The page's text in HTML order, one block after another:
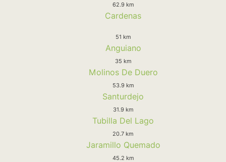
62.9 km
Cardenas
51 km
Anguiano
35 km
Molinos De Duero
53.9 km
Santurdejo
31.9 km
Tubilla Del Lago
20.7 km
Jaramillo Quemado
45.2 km